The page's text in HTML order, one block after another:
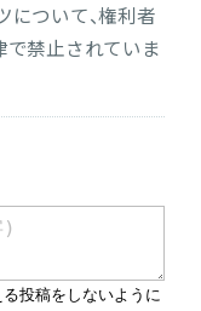
について、権利者
で禁止されていま